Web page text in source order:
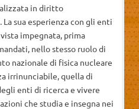
in diritto
sua esperienza con gli enti
impegnata, prima
nello stesso ruolo di
nazionale di fisica nucleare
irrinunciabile, quella di
enti di ricerca e vivere
che studia e insegna nei